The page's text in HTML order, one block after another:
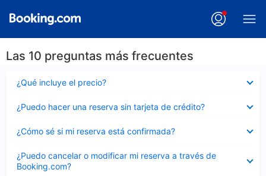
Las 10 preguntas más frecuentes
¿Qué incluye el precio?
cerrado
¿Puedo hacer una reserva sin tarjeta de crédito?
cerrado
¿Cómo sé si mi reserva está confirmada?
cerrado
¿Puedo cancelar o modificar mi reserva a través de
Booking.com?
cerrado